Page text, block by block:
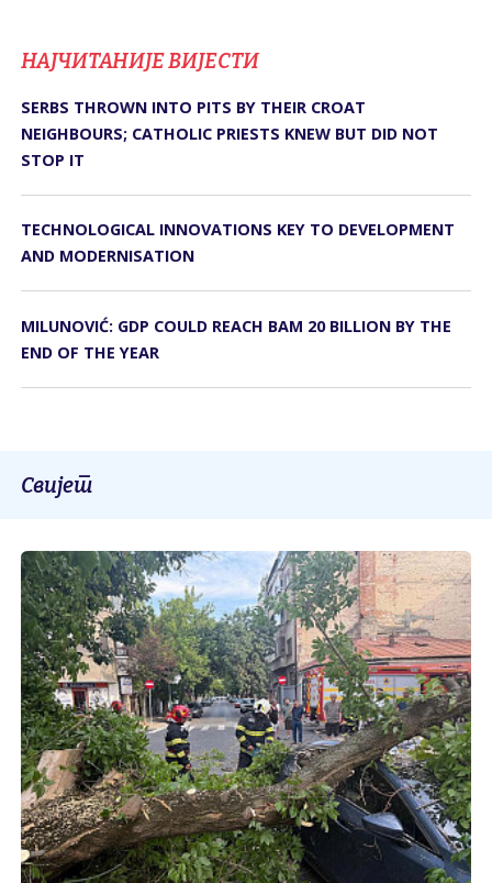
НАЈЧИТАНИЈЕ ВИЈЕСТИ
SERBS THROWN INTO PITS BY THEIR CROAT
NEIGHBOURS; CATHOLIC PRIESTS KNEW BUT DID NOT
STOP IT
TECHNOLOGICAL INNOVATIONS KEY TO DEVELOPMENT
AND MODERNISATION
MILUNOVIĆ: GDP COULD REACH BAM 20 BILLION BY THE
END OF THE YEAR
Свијет